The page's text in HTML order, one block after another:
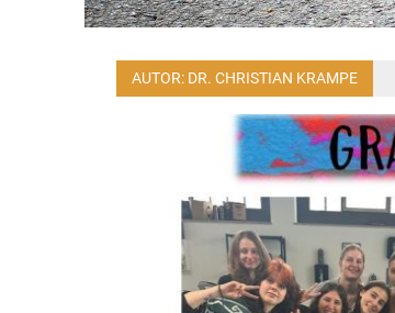
AUTOR: DR. CHRISTIAN KRAMPE